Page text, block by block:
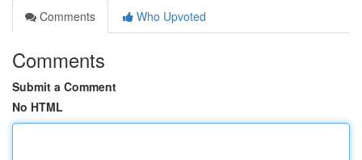
Comments
Who Upvoted
Comments
Submit a Comment
No HTML